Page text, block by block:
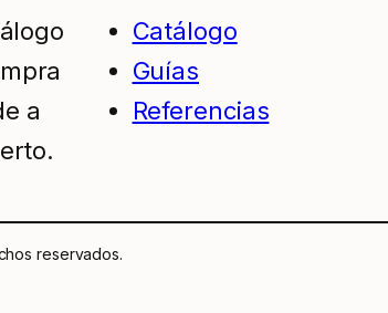
a
Catálogo
Guías
Referencias
reservados.